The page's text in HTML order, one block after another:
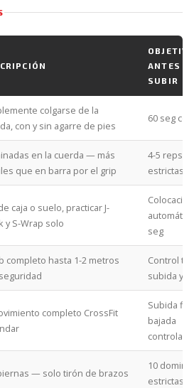
ANTES
SUBIR
colgarse de la
con y sin agarre de pies
60 seg
en la cuerda — más
que en barra por el grip
4-5 reps
estrictas
caja o suelo, practicar J-
y S-Wrap solo
Colocación
seg
completo hasta 1-2 metros
Control
subida y
completo CrossFit
Subida
bajada
controlada
— solo tirón de brazos
10
estrictas